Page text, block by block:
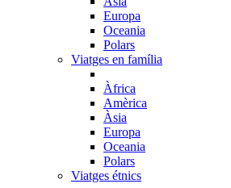
Europa
Oceania
Polars
Viatges en família
Àfrica
Amèrica
Àsia
Europa
Oceania
Polars
Viatges étnics